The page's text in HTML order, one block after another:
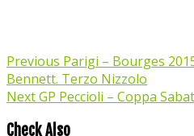
Previous Parigi – Bourges
Bennett. Terzo Nizzolo
NextGP Peccioli – Coppa
Check Also